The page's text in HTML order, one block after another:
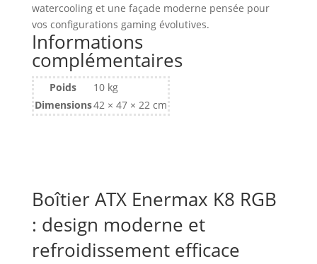
RGB
avec
panneau
vitré
(Noir)
watercooling et une façade moderne pensée pour
vos configurations gaming évolutives.
Informations
complémentaires
Poids
10 kg
Dimensions42 × 47 × 22 cm
Boîtier ATX Enermax K8 RGB
: design moderne et
refroidissement efficace